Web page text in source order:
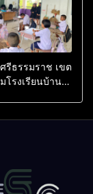
รีธรรมราช เขต
โรงเรียนบ้าน